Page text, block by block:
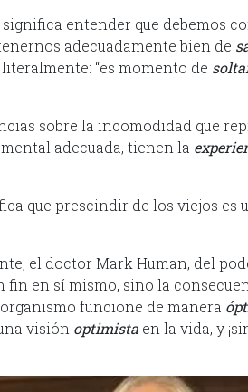
entender que debemos
adecuadamente bien de
“es momento de
sobre la incomodidad que
adecuada, tienen la
que prescindir de los viejos es
el doctor Mark Human, del
fin en sí mismo, sino la
funcione de manera
visión optimista en la vida, y